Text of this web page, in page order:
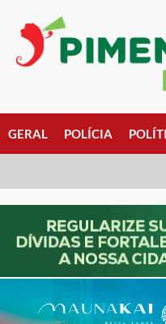
GERAL POLÍCIA